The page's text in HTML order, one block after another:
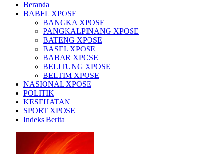
Beranda
BABEL XPOSE
BANGKA XPOSE
PANGKALPINANG XPOSE
BATENG XPOSE
BASEL XPOSE
BABAR XPOSE
BELITUNG XPOSE
BELTIM XPOSE
NASIONAL XPOSE
POLITIK
KESEHATAN
SPORT XPOSE
Indeks Berita